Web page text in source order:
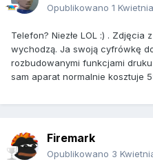
Opublikowano 1
Telefon? Niezłe LOL :) . Zdjęcia
wychodzą. Ja swoją cyfrówkę
rozbudowanymi funkcjami druku
sam aparat normalnie kosztuje
Firemark
Opublikowano 3